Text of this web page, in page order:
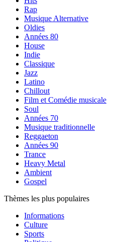
Rap
Musique Alternative
Oldies
Années 80
House
Indie
Classique
Jazz
Latino
Chillout
Film et Comédie musicale
Soul
Années 70
Musique traditionnelle
Reggaeton
Années 90
Trance
Heavy Metal
Ambient
Gospel
Thèmes les plus populaires
Informations
Culture
Sports